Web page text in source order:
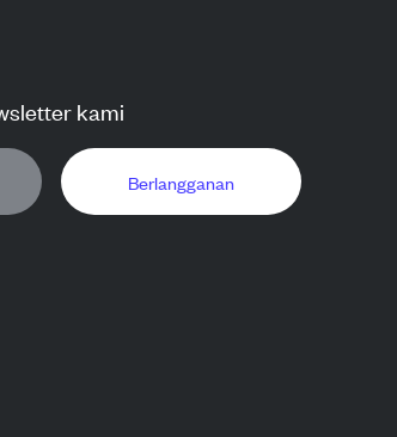
kami
Berlangganan